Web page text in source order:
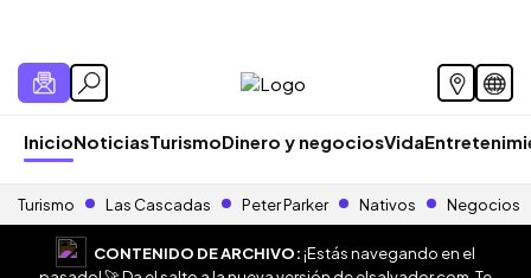
InicioNoticiasTurismoDinero y negociosVida
Turismo Las Cascadas Peter Parker Nativos Negocios
CONTENIDO DE ARCHIVO:¡Estás navegando en el